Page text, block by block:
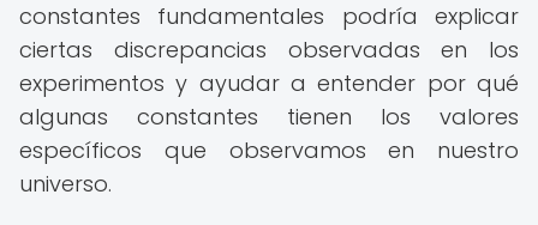
constantes fundamentales podría explicar
ciertas discrepancias observadas en los
experimentos y ayudar a entender por qué
algunas constantes tienen los valores
específicos que observamos en nuestro
universo.